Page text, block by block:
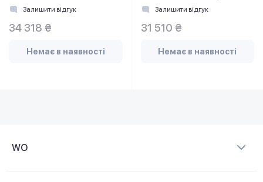
10320/8GB(2x4GB)DDR4/HDD
Port/K&M/W10P64
Залишити відгук
34 318 ₴
Немає в наявності
i3-1215U, 8GB, F256GB, UMA,
Залишити відгук
31 510 ₴
Немає в наявності
WO